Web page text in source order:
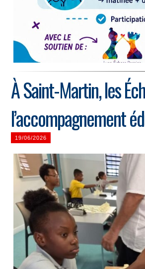
À Saint-Martin, les
l’accompagnement
19/06/2026